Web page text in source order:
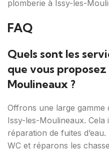
plomberie à Issy-les-
FAQ
Quels sont les
que vous
Moulineaux ?
Offrons une large gamme
Issy-les-Moulineaux.
réparation de fuites
WC et réparons les